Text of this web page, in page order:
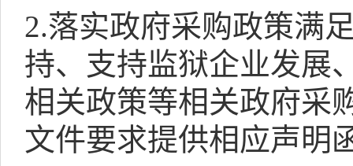
2.落实政府采购政策满
持、支持监狱企业发展
相关政策等相关政府采
文件要求提供相应声明